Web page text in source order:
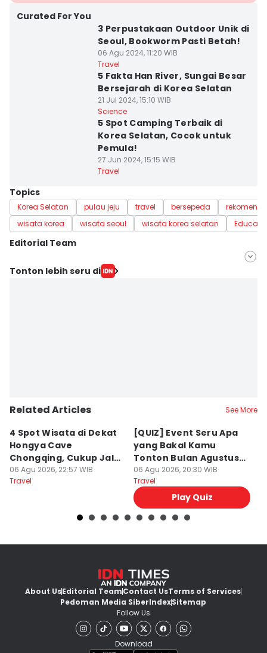
Curated For You
3 Perpustakaan Outdoor Unik di
Seoul, Bookworm Pasti Betah!
06 Agu 2024, 11:20 WIB
Travel
5 Fakta Han River, Sungai Besar
Bersejarah di Korea Selatan
21 Jul 2024, 15:10 WIB
Science
5 Spot Camping Terbaik di
Korea Selatan, Cocok untuk
Pemula!
27 Jun 2024, 15:15 WIB
Travel
Topics
Korea Selatan pulau jeju travel bersepeda
wisata korea
wisata seoul wisata korea selatan Educate
Editorial Team
Editor
Tonton lebih seru di
Related Articles See More
4 Spot Wisata di Dekat
Hongya Cave
Chongqing, Cukup Jalan
Kaki!
06 Agu 2026, 22:57 WIB
Travel
[QUIZ] Event Seru Apa
yang Bakal Kamu
Tonton Bulan Agustus
2026 Ini?
06 Agu 2026, 20:30 WIB
Travel
Play Quiz
About UsEditorial TeamContact UsTerms of Services
Pedoman Media SiberIndexSitemap
Follow Us
Download